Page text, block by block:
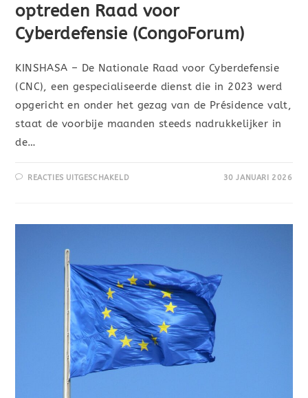
optreden Raad voor
Cyberdefensie (CongoForum)
KINSHASA – De Nationale Raad voor Cyberdefensie
(CNC), een gespecialiseerde dienst die in 2023 werd
opgericht en onder het gezag van de Présidence valt,
staat de voorbije maanden steeds nadrukkelijker in
de…
REACTIES UITGESCHAKELD 30 JANUARI 2026